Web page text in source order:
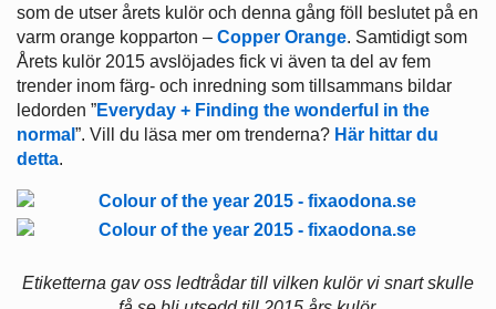
som de utser årets kulör och denna gång föll beslutet på en
varm orange kopparton – Copper Orange. Samtidigt som
Årets kulör 2015 avslöjades fick vi även ta del av fem
trender inom färg- och inredning som tillsammans bildar
ledorden ”Everyday + Finding the wonderful in the
normal ”. Vill du läsa mer om trenderna? Här hittar du
detta.
Etiketterna gav oss ledtrådar till vilken kulör vi snart skulle